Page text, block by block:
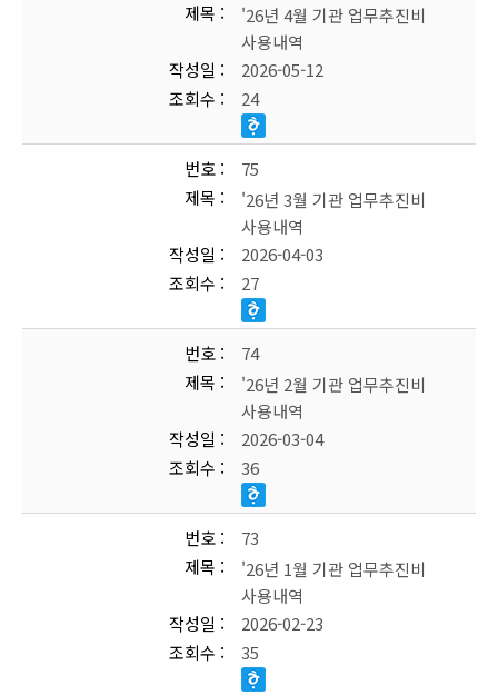
제목
'26년 4월 기관 업무추진비
사용내역
작성일
2026-05-12
조회수
24
번호
75
제목
'26년 3월 기관 업무추진비
사용내역
작성일
2026-04-03
조회수
27
번호
74
제목
'26년 2월 기관 업무추진비
사용내역
작성일
2026-03-04
조회수
36
번호
73
제목
'26년 1월 기관 업무추진비
사용내역
작성일
2026-02-23
조회수
35